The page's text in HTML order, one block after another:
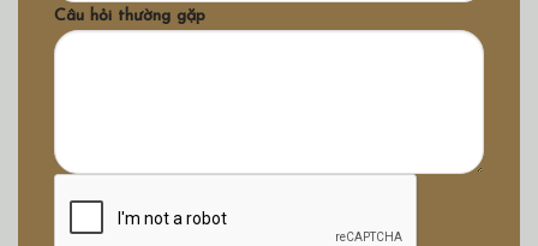
Câu hỏi thường gặp